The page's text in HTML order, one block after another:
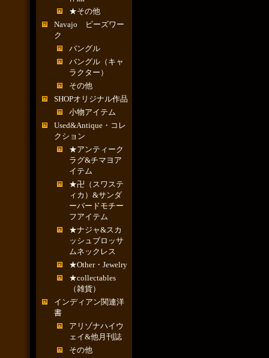
★その他
Navajo ビーズワー
ク
バングル
バングル（キャ
ラクター）
その他
SHOPオリジナル作品
小物アイテム
Used&Antique・コレ
クション
★アンティーク
ラグ&チマヨア
イテム
★卍（スワステ
ィカ）&サンダ
ーバードモチー
フアイテム
★ナジャ&スカ
ッシュブロッサ
ムネックレス
★Other・Jewelry
★collectables
（雑貨）
インディアン関連洋
書
アリゾナハイウ
ェイ&他月刊誌
その他